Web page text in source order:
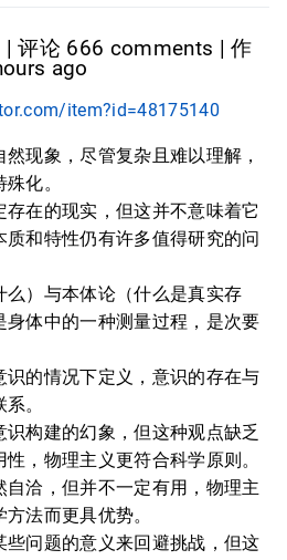
评论 666 comments | 作
ago
item?id=48175140
现象，尽管复杂且难以理解，
化。
在的现实，但这并不意味着它
和特性仍有许多值得研究的问
么）与本体论（什么是真实存
身体中的一种测量过程，是次要
识的情况下定义，意识的存在与
。
识构建的幻象，但这种观点缺乏
，物理主义更符合科学原则。
洽，但并不一定有用，物理主
法而更具优势。
些问题的意义来回避挑战，但这